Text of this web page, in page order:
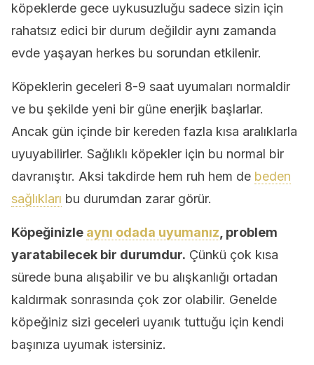
köpeklerde gece uykusuzluğu sadece sizin için
rahatsız edici bir durum değildir aynı zamanda
evde yaşayan herkes bu sorundan etkilenir.
Köpeklerin geceleri 8-9 saat uyumaları normaldir
ve bu şekilde yeni bir güne enerjik başlarlar.
Ancak gün içinde bir kereden fazla kısa aralıklarla
uyuyabilirler. Sağlıklı köpekler için bu normal bir
davranıştır. Aksi takdirde hem ruh hem de beden
sağlıkları bu durumdan zarar görür.
Köpeğinizle aynı odada uyumanız , problem
yaratabilecek bir durumdur. Çünkü çok kısa
sürede buna alışabilir ve bu alışkanlığı ortadan
kaldırmak sonrasında çok zor olabilir. Genelde
köpeğiniz sizi geceleri uyanık tuttuğu için kendi
başınıza uyumak istersiniz.